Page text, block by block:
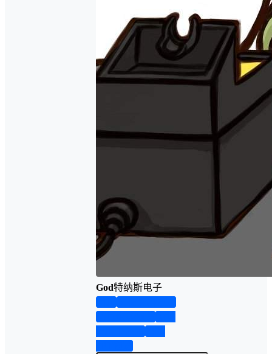
God特纳斯电子